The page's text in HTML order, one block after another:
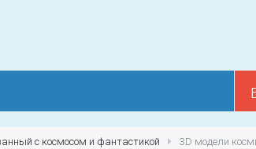
с космосом и фантастикой 3D модели